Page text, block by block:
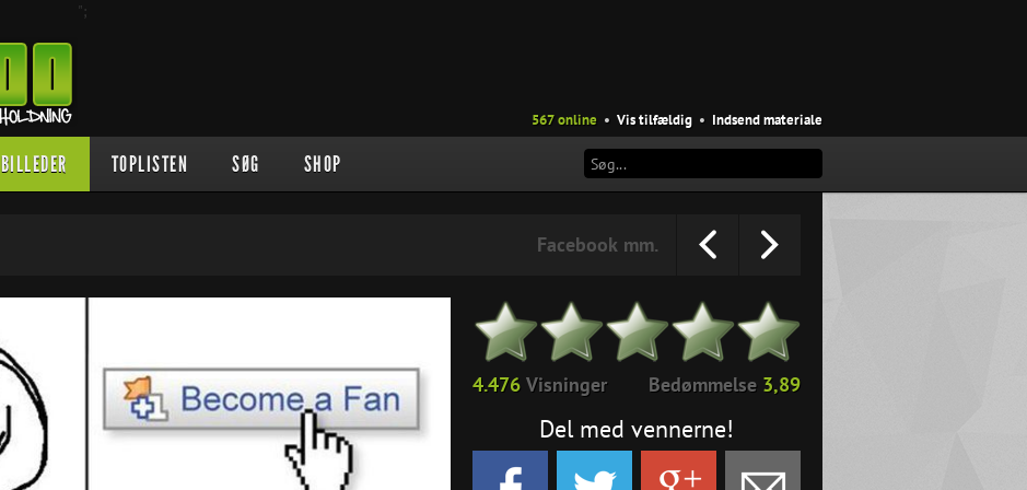
";
567 online • Vis tilfældig • Indsend materiale
BILLEDER TOPLISTEN SØG SHOP
Facebook mm.
4.476 Visninger Bedømmelse 3,89
Del med vennerne!